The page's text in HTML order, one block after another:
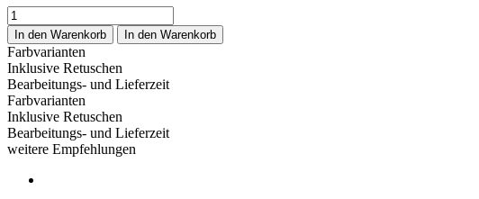
Briefumschlag
Babyblau
Menge
In den Warenkorb In den Warenkorb
Farbvarianten
Inklusive Retuschen
Bearbeitungs- und Lieferzeit
Farbvarianten
Inklusive Retuschen
Bearbeitungs- und Lieferzeit
weitere Empfehlungen